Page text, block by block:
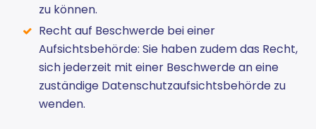
zu können.
Recht auf Beschwerde bei einer
Aufsichtsbehörde: Sie haben zudem das Recht,
sich jederzeit mit einer Beschwerde an eine
zuständige Datenschutzaufsichtsbehörde zu
wenden.